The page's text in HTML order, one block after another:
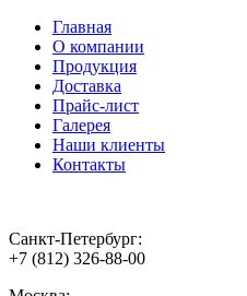
Главная
О компании
Продукция
Доставка
Прайс-лист
Галерея
Наши клиенты
Контакты
Санкт-Петербург:
+7 (812) 326-88-00